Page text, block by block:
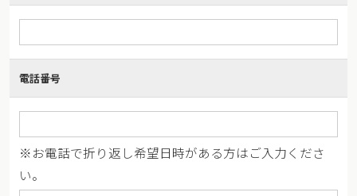
電話番号
※お電話で折り返し希望日時がある方はご入力くださ
い。